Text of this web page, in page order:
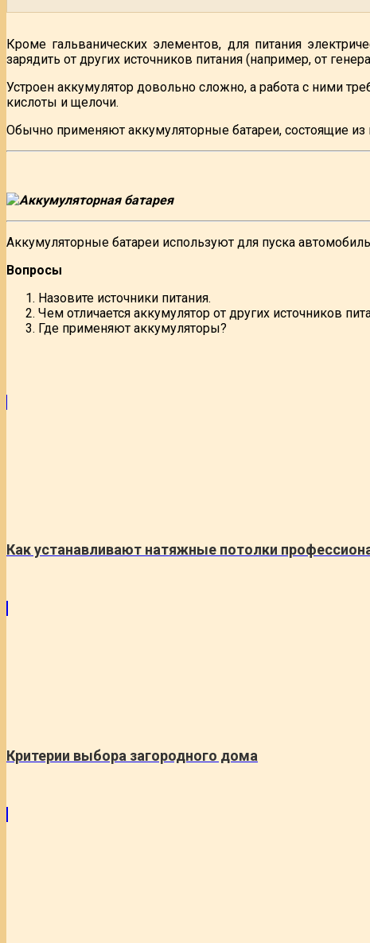
Кроме гальванических элементов, для питания
зарядить от других источников питания (например, от
Устроен аккумулятор довольно сложно, а работа с ними
кислоты и щелочи.
Обычно применяют аккумуляторные батареи, состоящие
Аккумуляторные батареи используют для пуска
Вопросы
Назовите источники питания.
Чем отличается аккумулятор от других источников
Где применяют аккумуляторы?
Как устанавливают натяжные потолки
Критерии выбора загородного дома